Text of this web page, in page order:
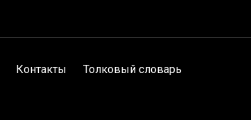
Контакты Толковый словарь